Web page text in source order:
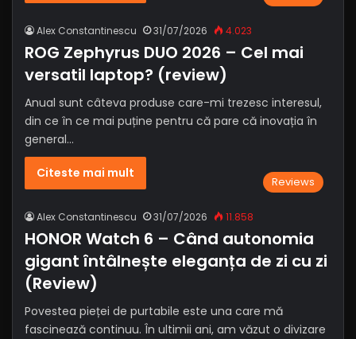
Alex Constantinescu 31/07/2026 4.023
ROG Zephyrus DUO 2026 – Cel mai
versatil laptop? (review)
Anual sunt câteva produse care-mi trezesc interesul,
din ce în ce mai puține pentru că pare că inovația în
general…
Citeste mai mult
Reviews
Alex Constantinescu 31/07/2026 11.858
HONOR Watch 6 – Când autonomia
gigant întâlnește eleganța de zi cu zi
(Review)
Povestea pieței de purtabile este una care mă
fascinează continuu. În ultimii ani, am văzut o divizare